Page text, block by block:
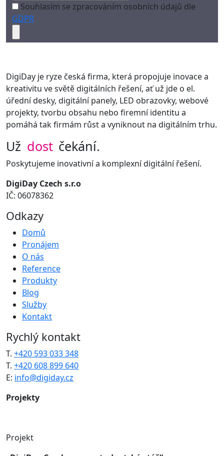
Souhlasím se zpracováním osobních údajů dle
GDPR
DigiDay je ryze česká firma, která propojuje inovace a
kreativitu ve světě digitálních řešení, ať už jde o el.
úřední desky, digitální panely, LED obrazovky, webové
projekty, tvorbu obsahu nebo firemní identitu a
pomáhá tak firmám růst a vyniknout na digitálním trhu.
Už dost čekání.
Poskytujeme inovativní a komplexní digitální řešení.
DigiDay Czech s.r.o
IČ: 06078362
Odkazy
Domů
Pronájem
O nás
Reference
Produkty
Blog
Služby
Kontakt
Rychlý kontakt
T. +420 593 033 348
T. +420 608 899 640
E: info@digiday.cz
Projekty
Projekt